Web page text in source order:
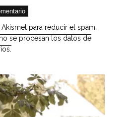
Akismet para reducir el spam.
se procesan los datos de